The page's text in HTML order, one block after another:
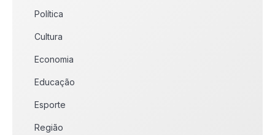
Política
Cultura
Economia
Educação
Esporte
Região